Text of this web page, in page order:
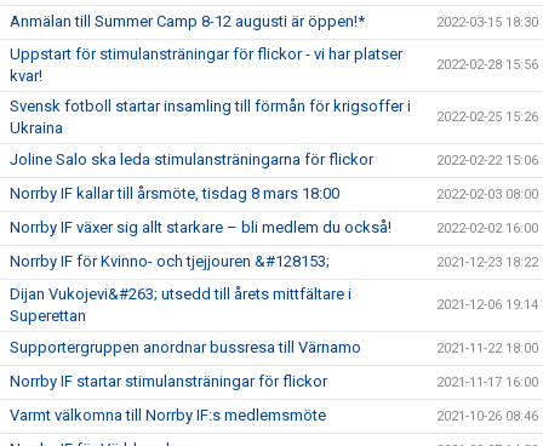
Anmälan till Summer Camp 8-12 augusti är öppen!* 2022-03-15 18:30
Uppstart för stimulansträningar för flickor - vi har platser
kvar!
2022-02-28 15:56
Svensk fotboll startar insamling till förmån för krigsoffer i
Ukraina
2022-02-25 15:26
Joline Salo ska leda stimulansträningarna för flickor 2022-02-22 15:06
Norrby IF kallar till årsmöte, tisdag 8 mars 18:00 2022-02-03 08:00
Norrby IF växer sig allt starkare – bli medlem du också! 2022-02-02 16:00
Norrby IF för Kvinno- och tjejjouren &#128153; 2021-12-23 18:22
Dijan Vukojevi&#263; utsedd till årets mittfältare i
Superettan
2021-12-06 19:14
Supportergruppen anordnar bussresa till Värnamo 2021-11-22 18:00
Norrby IF startar stimulansträningar för flickor 2021-11-17 16:00
Varmt välkomna till Norrby IF:s medlemsmöte 2021-10-26 08:46